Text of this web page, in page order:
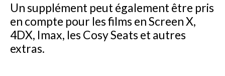
Un supplément peut également être pris
en compte pour les films en Screen X,
4DX, Imax, les Cosy Seats et autres
extras.